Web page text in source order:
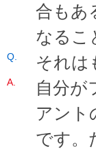
合もあ
なるこ
それは
自分が
アント
です。